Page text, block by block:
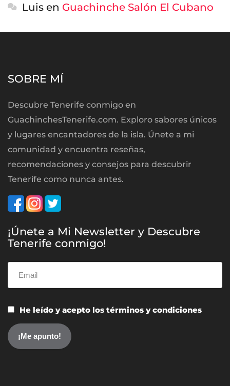
Luis en Guachinche Salón El Cubano
SOBRE MÍ
Descubre Tenerife conmigo en
GuachinchesTenerife.com. Exploro sabores únicos
y lugares encantadores de la isla. Únete a mi
comunidad y encuentra reseñas,
recomendaciones y consejos para descubrir
Tenerife como nunca antes.
¡Únete a Mi Newsletter y Descubre
Tenerife conmigo!
He leído y acepto los términos y condiciones